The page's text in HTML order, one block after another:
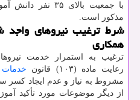
با جمعیت بالای
مذکور است.
شرط ترغیب نیروهای واجد
همکاری
ترغیب به استمرار خدمت
رعایت ماده (۱۰۳) قانون
خدمات
مشروط به نیاز و عدم ایجاد
از دیگر موضوعات مورد تأکید